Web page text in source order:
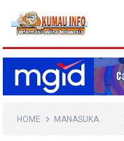
Blog Kumau Info
HOME MANASUKA